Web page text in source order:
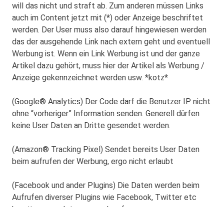
will das nicht und straft ab. Zum anderen müssen Links
auch im Content jetzt mit (*) oder Anzeige beschriftet
werden. Der User muss also darauf hingewiesen werden
das der ausgehende Link nach extern geht und eventuell
Werbung ist. Wenn ein Link Werbung ist und der ganze
Artikel dazu gehört, muss hier der Artikel als Werbung /
Anzeige gekennzeichnet werden usw. *kotz*
(Google® Analytics) Der Code darf die Benutzer IP nicht
ohne “vorheriger” Information senden. Generell dürfen
keine User Daten an Dritte gesendet werden.
(Amazon® Tracking Pixel) Sendet bereits User Daten
beim aufrufen der Werbung, ergo nicht erlaubt
(Facebook und ander Plugins) Die Daten werden beim
Aufrufen diverser Plugins wie Facebook, Twitter etc